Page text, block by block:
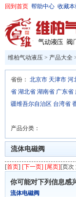
回到首页 帮助中心 收藏
维柏气动液压 > 产品大全
省份： 北京市 天津市 河
省 湖北省 湖南省 广东省
疆维吾尔自治区 台湾省
产品分类：
流体电磁阀
[首页] [下一页] [尾页][页次
你可能对下列信息感
流体电磁阀